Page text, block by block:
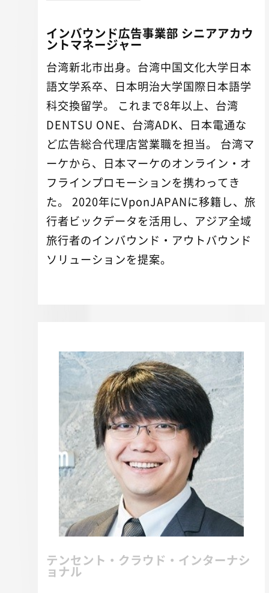
インバウンド広告事業部 シニアアカウ
ントマネージャー
台湾新北市出身。台湾中国文化大学日本
語文学系卒、日本明治大学国際日本語学
科交換留学。 これまで8年以上、台湾
DENTSU ONE、台湾ADK、日本電通な
ど広告総合代理店営業職を担当。 台湾マ
ーケから、日本マーケのオンライン・オ
フラインプロモーションを携わってき
た。 2020年にVponJAPANに移籍し、旅
行者ビックデータを活用し、アジア全域
旅行者のインバウンド・アウトバウンド
ソリューションを提案。
テンセント・クラウド・インターナシ
ョナル